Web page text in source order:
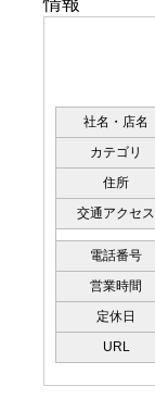
社名・店名
カテゴリ
住所
交通アクセス
電話番号
営業時間
定休日
URL